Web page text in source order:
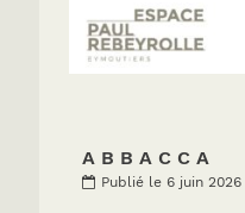
A B B A C C A
Publié le 6 juin